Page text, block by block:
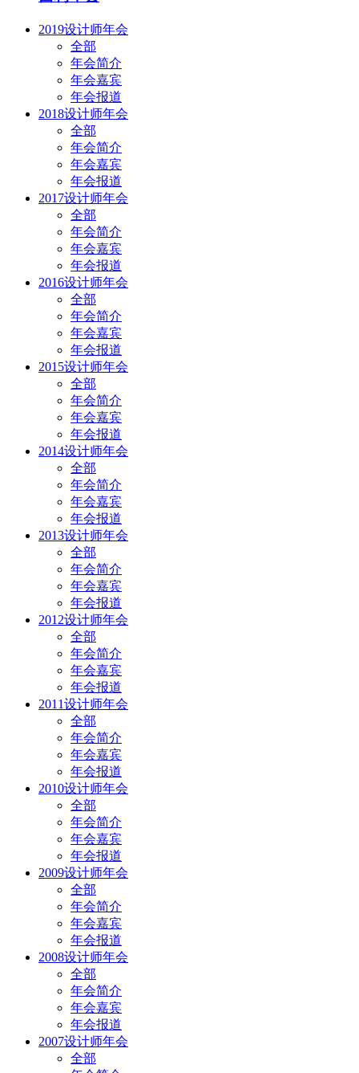
2019设计师年会
全部
年会简介
年会嘉宾
年会报道
2018设计师年会
全部
年会简介
年会嘉宾
年会报道
2017设计师年会
全部
年会简介
年会嘉宾
年会报道
2016设计师年会
全部
年会简介
年会嘉宾
年会报道
2015设计师年会
全部
年会简介
年会嘉宾
年会报道
2014设计师年会
全部
年会简介
年会嘉宾
年会报道
2013设计师年会
全部
年会简介
年会嘉宾
年会报道
2012设计师年会
全部
年会简介
年会嘉宾
年会报道
2011设计师年会
全部
年会简介
年会嘉宾
年会报道
2010设计师年会
全部
年会简介
年会嘉宾
年会报道
2009设计师年会
全部
年会简介
年会嘉宾
年会报道
2008设计师年会
全部
年会简介
年会嘉宾
年会报道
2007设计师年会
全部